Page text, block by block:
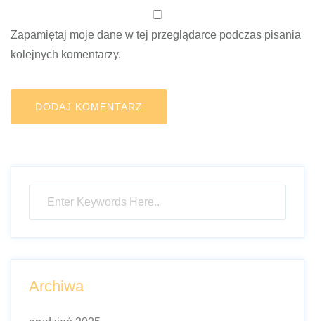
Zapamiętaj moje dane w tej przeglądarce podczas pisania
kolejnych komentarzy.
Archiwa